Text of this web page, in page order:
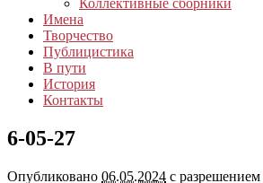
Коллективные сборники
Имена
Творчество
Публицистика
В пути
История
Контакты
6-05-27
Опубликовано 06.05.2024 с разрешением